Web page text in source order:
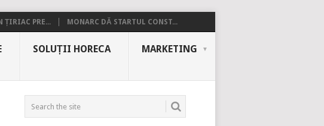
ȚIRIAC PRE... MONARC DĂ STARTUL CONST...
SOLUȚII HORECA MARKETING